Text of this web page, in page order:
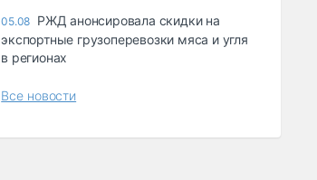
05.08 РЖД анонсировала скидки на
экспортные грузоперевозки мяса и угля
в регионах
Все новости